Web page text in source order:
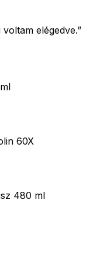
elégedve.”
60X
480 ml